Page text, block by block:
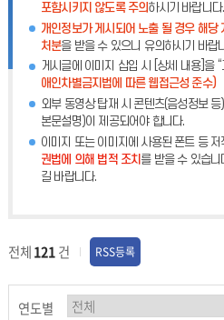
포함시키지 않도록 주의하시기 바랍니다.
개인정보가 게시되어 노출 될 경우 해당
처분을 받을 수 있으니 유의하시기 바랍
게시글에 이미지 삽입 시 [상세 내용]을
애인차별금지법에 따른 웹접근성 준수)
외부 동영상 탑재 시 콘텐츠(음성정보
본문설명)이 제공되어야 합니다.
이미지 또는 이미지에 사용된 폰트 등
권법에 의해 법적 조치 를 받을 수 있습니
길 바랍니다.
전체121건 RSS등록
연도별